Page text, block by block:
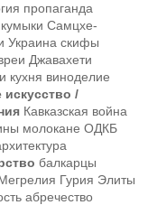
пропаганда
кумыки Самцхе-
Украина скифы
Джавахети
кухня виноделие
искусство /
Кавказская война
молокане ОДКБ
балкарцы
Гурия Элиты
абречество